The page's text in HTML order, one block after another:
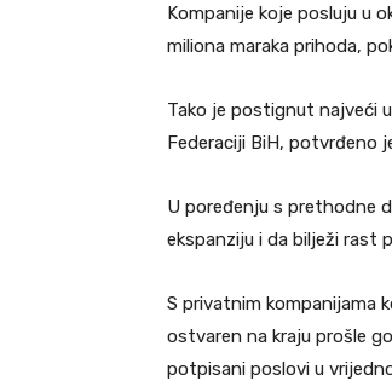
Kompanije koje posluju u
miliona maraka prihoda,
Tako je postignut najveći
Federaciji BiH, potvrđeno
U poređenju s prethodne
ekspanziju i da bilježi rast
S privatnim kompanijama
ostvaren na kraju prošle
potpisani poslovi u